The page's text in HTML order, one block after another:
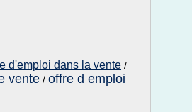
d'emploi dans la vente /
vente / offre d emploi